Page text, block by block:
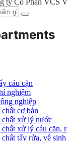
cáu cặn
nghiệm
nghiệp
cơ bản
chất xử lý nước
chất xử lý cáu cặn,
tẩy rửa, vệ